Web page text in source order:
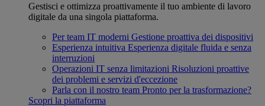
Gestisci e ottimizza proattivamente il tuo ambiente di lavoro
digitale da una singola piattaforma.
Per team IT moderni Gestione proattiva dei dispositivi
Esperienza intuitiva Esperienza digitale fluida e senza
interruzioni
Operazioni IT senza limitazioni Risoluzioni proattive
dei problemi e servizi d'eccezione
Parla con il nostro team Pronto per la trasformazione?
Scopri la piattaforma